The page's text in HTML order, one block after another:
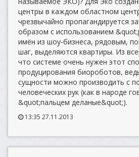
центры в каждом областном
чрезвычайно пропагандируется
образом с использованием
имён из шоу-бизнеса, рядовым,
шаг, выделяются квартиры. Из
что системе очень нужен этот
продуцирования биороботов,
сущности можно производить с
человеческих рук (как в народе
&quot;пальцем деланые&quot;).
13:35 27.11.2013